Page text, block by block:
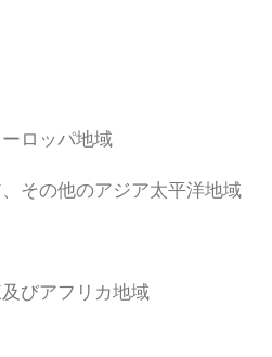
ロッパ地域
その他のアジア太平洋地域
びアフリカ地域